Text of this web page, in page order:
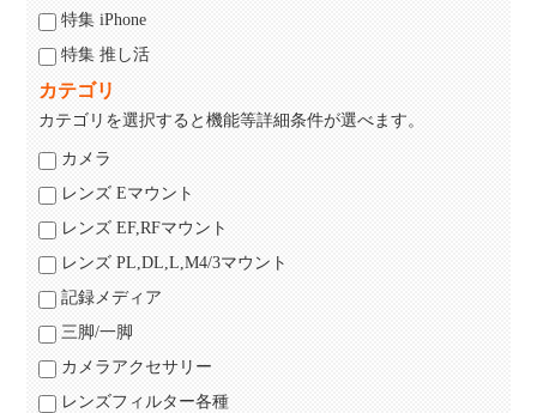
特集 iPhone
特集 推し活
カテゴリ
カテゴリを選択すると機能等詳細条件が選べます。
カメラ
レンズ Eマウント
レンズ EF,RFマウント
レンズ PL,DL,L,M4/3マウント
記録メディア
三脚/一脚
カメラアクセサリー
レンズフィルター各種